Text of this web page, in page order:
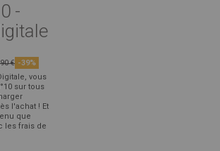
-
€ -39%
vous
sur tous
l'achat ! Et
que
les frais de